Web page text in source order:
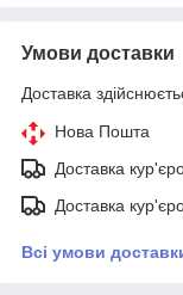
Умови доставки
Доставка
Нова Пошта
Доставка
Доставка
Всі умови